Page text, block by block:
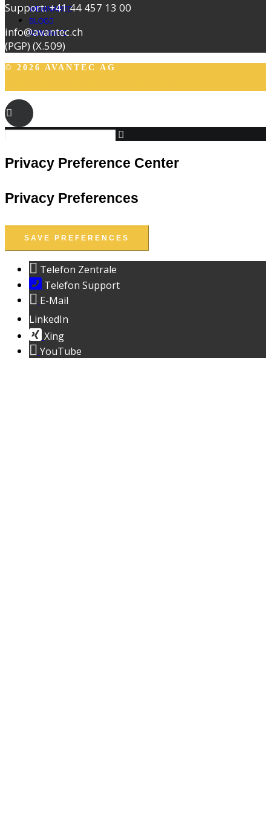
WEBINARE
BLOG
KONTAKT
Support:+41 44 457 13 00
info@avantec.ch
(PGP) (X.509)
© 2026 AVANTEC AG
Privacy Preference Center
Privacy Preferences
Telefon Zentrale
Telefon Support
E-Mail
LinkedIn
Xing
YouTube